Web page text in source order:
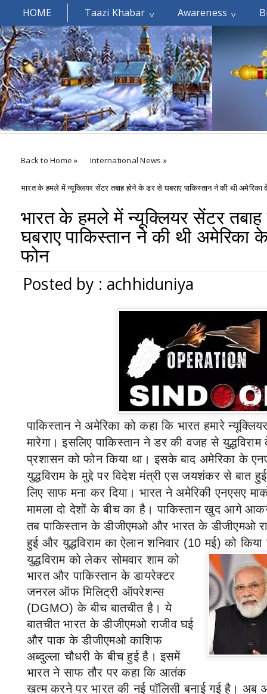
HOME Taazi Khabar Awareness
Welcomes You.....
Back to Home » International News »
भारत के हमले में न्यूक्लियर सेंटर तबाह होने के डर से घबराए पाकिस्तान ने की थी
भारत के हमले में न्यूक्लियर सेंटर
घबराए पाकिस्तान ने की थी
फोन
Posted by : achhiduniya
पाकिस्तान ने अमेरिका को कहा कि भारत हमारे
मारेगा। इसलिए पाकिस्तान ने डर की वजह से
प्रशासन को फोन किया था। इसके बाद अमेरिका के
युद्धविराम के मुद्दे पर विदेश मंत्री एस जयशंकर से बात
लिए साफ मना कर दिया। भारत ने अमेरिकी एनएसए
मामला दो देशों के बीच का है। पाकिस्तान खुद आगे
तब पाकिस्तान के डीजीएमओ और भारत के डीजीएमओ
हुई और युद्धविराम का ऐलान शनिवार (10मई) को किया
युद्धविराम को लेकर सोमवार शाम को
भारत और पाकिस्तान के डायरेक्टर
जनरल ऑफ मिलिट्री ऑपरेशन्स
(DGMO)के बीच बातचीत है। ये
बातचीत भारत के डीजीएमओ राजीव घई
और पाक के डीजीएमओ काशिफ
अब्दुल्ला चौधरी के बीच हुई है। इसमें
भारत ने साफ तौर पर कहा कि आतंक
खत्म करने पर भारत की नई पॉलिसी बनाई गई है। अब